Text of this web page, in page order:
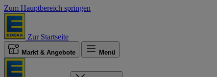
Zum Hauptbereich springen
Zur Startseite
Markt & Angebote Menü